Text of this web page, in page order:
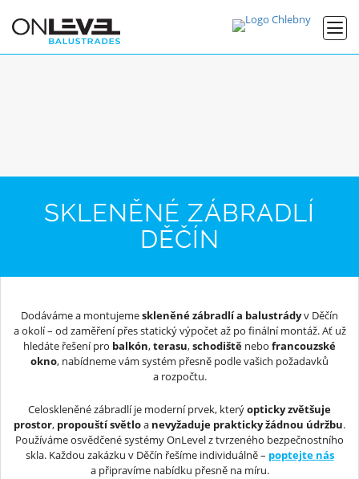
SKLENĚNÉ ZÁBRADLÍ
DĚČÍN
Dodáváme a montujemeskleněné zábradlí a balustrádyv Děčín
a okolí – od zaměření přes statický výpočet až po finální montáž. Ať už
hledáte řešení pro balkón,terasu,schodiště nebo francouzské
okno, nabídneme vám systém přesně podle vašich požadavků
a rozpočtu.
Celoskleněné zábradlí je moderní prvek, kterýopticky zvětšuje
prostor, propouští světloa nevyžaduje prakticky žádnou údržbu.
Používáme osvědčené systémy OnLevel z tvrzeného bezpečnostního
skla. Každou zakázku v Děčín řešíme individuálně – poptejte nás
a připravíme nabídku přesně na míru.